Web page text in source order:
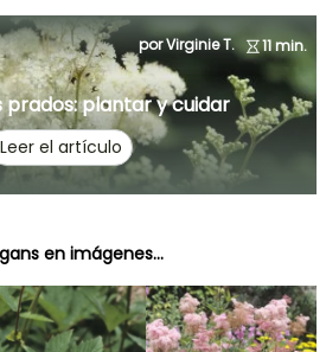
por Virginie T. 11 min.
prados: plantar y cuidar
Leer el artículo
en imágenes...